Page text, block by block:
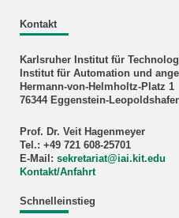
Kontakt
Karlsruher Institut für
Institut für Automation und
Hermann-von-Helmholtz-Platz 1
76344 Eggenstein-
Prof. Dr. Veit Hagenmeyer
Tel.: +49 721 608-25701
E-Mail: sekretariat@iai.kit.edu
Kontakt/Anfahrt
Schnelleinstieg